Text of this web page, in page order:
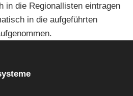
in die Regionallisten eintragen
in die aufgeführten